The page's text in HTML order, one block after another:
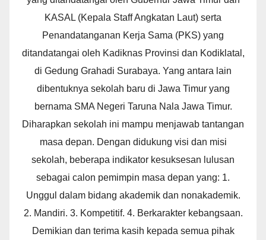
KASAL (Kepala Staff Angkatan Laut) serta
Penandatanganan Kerja Sama (PKS) yang
ditandatangai oleh Kadiknas Provinsi dan Kodiklatal,
di Gedung Grahadi Surabaya. Yang antara lain
dibentuknya sekolah baru di Jawa Timur yang
bernama SMA Negeri Taruna Nala Jawa Timur.
Diharapkan sekolah ini mampu menjawab tantangan
masa depan. Dengan didukung visi dan misi
sekolah, beberapa indikator kesuksesan lulusan
sebagai calon pemimpin masa depan yang: 1.
Unggul dalam bidang akademik dan nonakademik.
2. Mandiri. 3. Kompetitif. 4. Berkarakter kebangsaan.
Demikian dan terima kasih kepada semua pihak